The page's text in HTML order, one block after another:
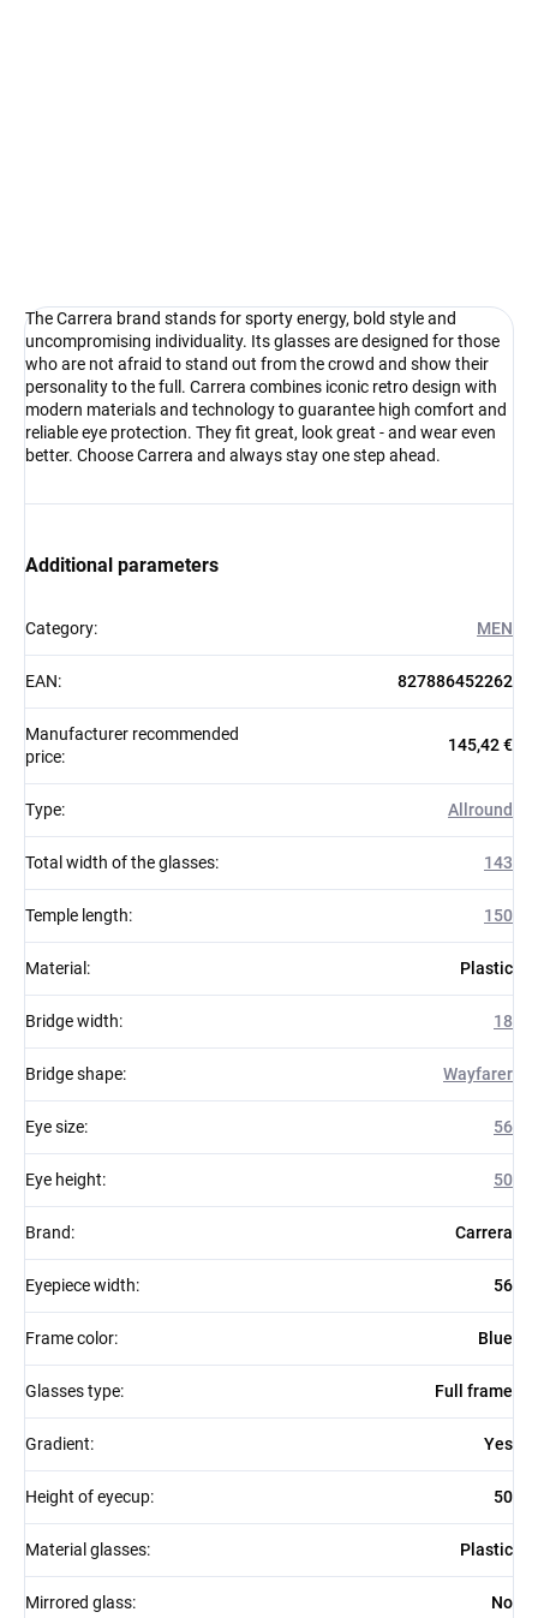
The Carrera brand stands for sporty energy, bold style and
uncompromising individuality. Its glasses are designed for those
who are not afraid to stand out from the crowd and show their
personality to the full. Carrera combines iconic retro design with
modern materials and technology to guarantee high comfort and
reliable eye protection. They fit great, look great - and wear even
better. Choose Carrera and always stay one step ahead.
Additional parameters
Category: MEN
EAN: 827886452262
Manufacturer recommended
price:
145,42 €
Type: Allround
Total width of the glasses: 143
Temple length: 150
Material : Plastic
Bridge width: 18
Bridge shape: Wayfarer
Eye size: 56
Eye height: 50
Brand: Carrera
Eyepiece width: 56
Frame color: Blue
Glasses type: Full frame
Gradient: Yes
Height of eyecup: 50
Material glasses: Plastic
Mirrored glass: No